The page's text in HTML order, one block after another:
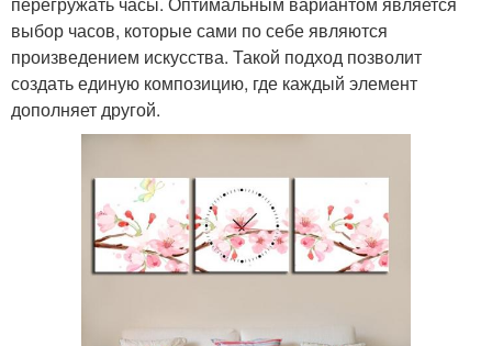
выбор часов, которые сами по себе являются
произведением искусства. Такой подход позволит
создать единую композицию, где каждый элемент
дополняет другой.